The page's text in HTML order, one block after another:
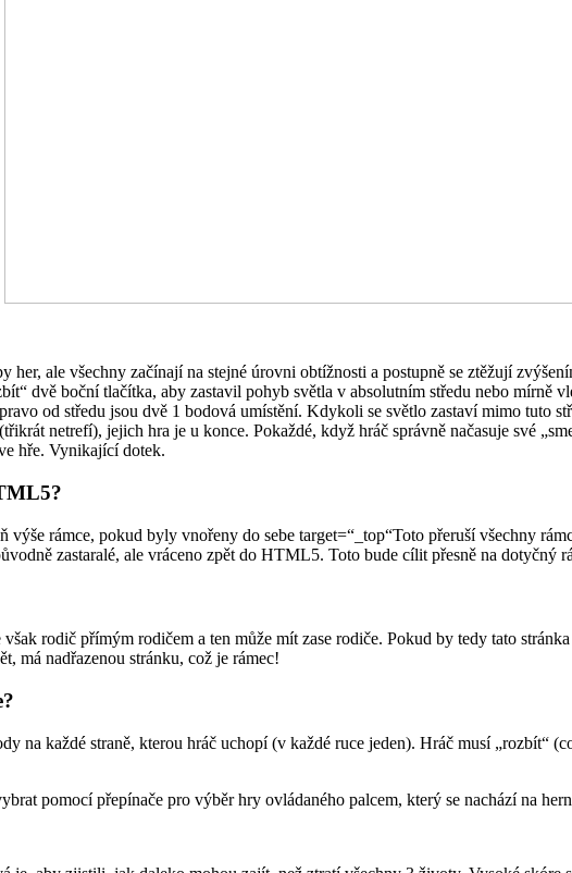
her, ale všechny začínají na stejné úrovni obtížnosti a postupně se ztěžují
dvě boční tlačítka, aby zastavil pohyb světla v absolutním středu nebo
od středu jsou dvě 1 bodová umístění. Kdykoli se světlo zastaví mimo tuto
netrefí), jejich hra je u konce. Pokaždé, když hráč správně načasuje své
hře. Vynikající dotek.
výše rámce, pokud byly vnořeny do sebe target=“_top“Toto přeruší všechny
zastaralé, ale vráceno zpět do HTML5. Toto bude cílit přesně na dotyčný
rodič přímým rodičem a ten může mít zase rodiče. Pokud by tedy tato
má nadřazenou stránku, což je rámec!
na každé straně, kterou hráč uchopí (v každé ruce jeden). Hráč musí „rozbít“
pomocí přepínače pro výběr hry ovládaného palcem, který se nachází na